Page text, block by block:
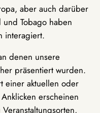
aber auch darüber
Tobago haben
interagiert.
denen unsere
präsentiert wurden.
einer aktuellen oder
erscheinen